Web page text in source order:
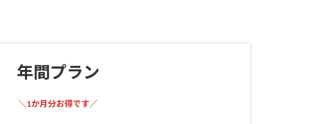
年間プラン
＼1か月分お得です／